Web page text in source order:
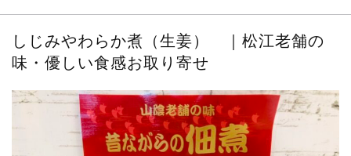
特集
2026.7.17
新発売
しまねっこドキワクプリントクッ...
新発売
出雲いちじく玉ゼリー...
2025.6.16
カード情報が適切ではありません。「カード...
しじみやわらか煮（生姜） ｜松江老舗の
味・優しい食感お取り寄せ